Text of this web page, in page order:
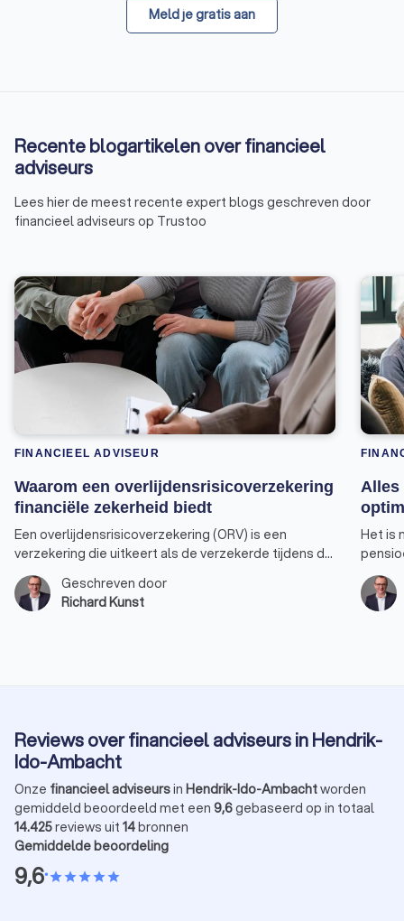
Meld je gratis aan
Recente blogartikelen over financieel
adviseurs
Lees hier de meest recente expert blogs geschreven door
financieel adviseurs op Trustoo
FINANCIEEL ADVISEUR
Waarom een overlijdensrisicoverzekering
financiële zekerheid biedt
Een overlijdensrisicoverzekering (ORV) is een
verzekering die uitkeert als de verzekerde tijdens de
looptijd van de verzekering overlijdt. Dit type
verzekering biedt financiële zekerheid aan de
nabestaanden van de verzekerde, zoals partner,
Geschreven door
Richard Kunst
Alles
Het is
Reviews over financieel adviseurs in Hendrik-
Ido-Ambacht
Onze financieel adviseursin Hendrik-Ido-Ambachtworden
gemiddeld beoordeeld met een 9,6gebaseerd op in totaal
14.425reviews uit 14bronnen
Gemiddelde beoordeling
9,6•starstarstarstarstar